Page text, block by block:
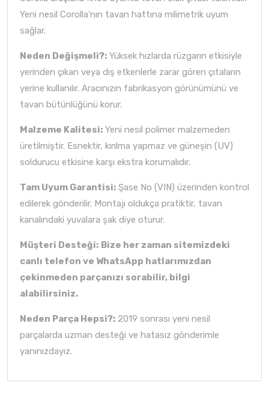
Yeni nesil Corolla’nın tavan hattına milimetrik uyum
sağlar.
Neden Değişmeli?: Yüksek hızlarda rüzgarın etkisiyle
yerinden çıkan veya dış etkenlerle zarar gören çıtaların
yerine kullanılır. Aracınızın fabrikasyon görünümünü ve
tavan bütünlüğünü korur.
Malzeme Kalitesi: Yeni nesil polimer malzemeden
üretilmiştir. Esnektir, kırılma yapmaz ve güneşin (UV)
soldurucu etkisine karşı ekstra korumalıdır.
Tam Uyum Garantisi: Şase No (VIN) üzerinden kontrol
edilerek gönderilir. Montajı oldukça pratiktir, tavan
kanalındaki yuvalara şak diye oturur.
Müşteri Desteği: Bize her zaman sitemizdeki
canlı telefon ve WhatsApp hatlarımızdan
çekinmeden parçanızı sorabilir, bilgi
alabilirsiniz.
Neden Parça Hepsi?: 2019 sonrası yeni nesil
parçalarda uzman desteği ve hatasız gönderimle
yanınızdayız.